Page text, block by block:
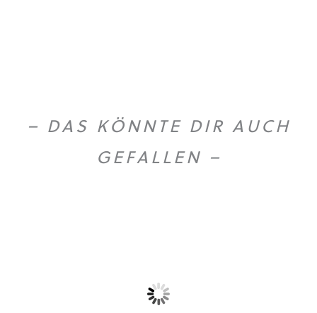
– DAS KÖNNTE DIR AUCH
GEFALLEN –